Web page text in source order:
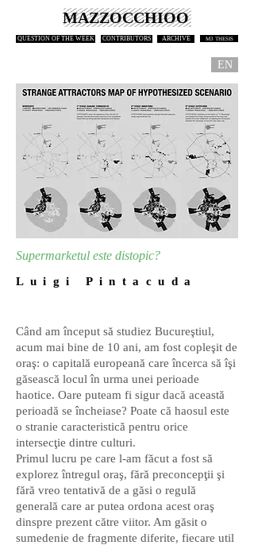
MAZZOCCHIOO
QUESTION OF THE WEEK CONTRIBUTORS ARCHIVE M3 THESIS
EN
Supermarketul este distopic?
L u i g i P i n t a c u d a
Când am început să studiez Bucureştiul,
acum mai bine de 10 ani, am fost copleşit de
oraş: o capitală europeană care încerca să îşi
găsească locul în urma unei perioade
haotice. Oare puteam fi sigur dacă această
perioadă se încheiase? Poate că haosul este
o stranie caracteristică pentru orice
intersecţie dintre culturi.
Primul lucru pe care l-am făcut a fost să
explorez întregul oraş, fără preconcepţii şi
fără vreo tentativă de a găsi o regulă
generală care ar putea ordona acest oraş
dinspre prezent către viitor. Am găsit o
sumedenie de fragmente diferite, fiecare util